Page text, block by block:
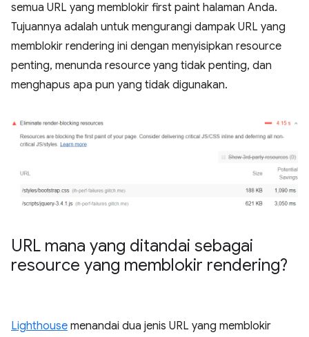
semua URL yang memblokir first paint halaman Anda.
Tujuannya adalah untuk mengurangi dampak URL yang
memblokir rendering ini dengan menyisipkan resource
penting, menunda resource yang tidak penting, dan
menghapus apa pun yang tidak digunakan.
URL mana yang ditandai sebagai
resource yang memblokir rendering?
Lighthouse menandai dua jenis URL yang memblokir